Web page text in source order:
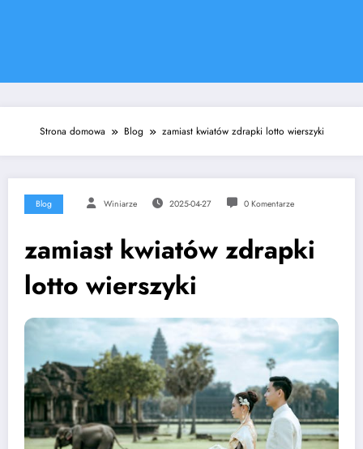
Strona domowa Blog zamiast kwiatów zdrapki lotto wierszyki
Blog Winiarze 2025-04-27 0 Komentarze
zamiast kwiatów zdrapki
lotto wierszyki